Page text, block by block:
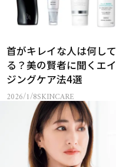
首がキレイな人は何して
る？美の賢者に聞くエイ
ジングケア法4選
2026/1/8SKINCARE